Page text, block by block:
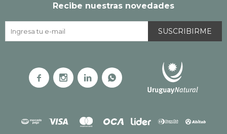
Recibe nuestras novedades
SUSCRIBIRME
   